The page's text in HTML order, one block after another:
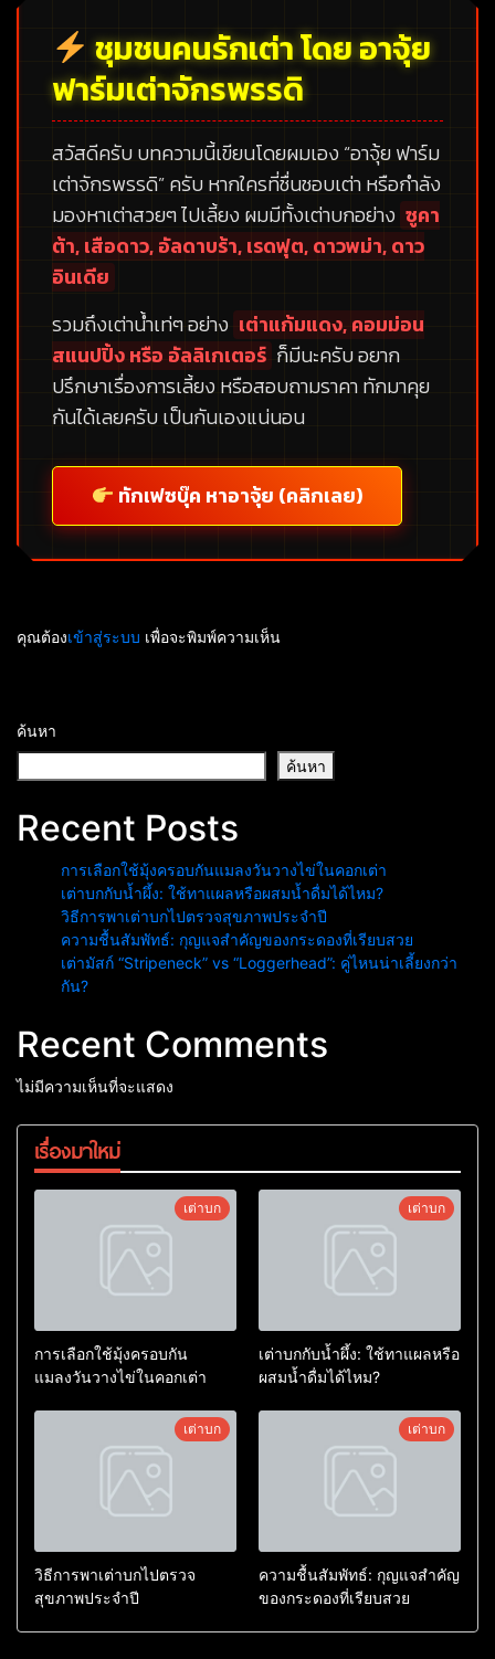
ชุมชนคนรักเต่า โดย อาจุ้ย
ฟาร์มเต่าจักรพรรดิ
สวัสดีครับ บทความนี้เขียนโดยผมเอง “อาจุ้ย ฟาร์ม
เต่าจักรพรรดิ”ครับ หากใครที่ชื่นชอบเต่า หรือกำลัง
มองหาเต่าสวยๆ ไปเลี้ยง ผมมีทั้งเต่าบกอย่าง ซูคา
ต้า, เสือดาว, อัลดาบร้า, เรดฟุต, ดาวพม่า, ดาว
อินเดีย
รวมถึงเต่าน้ำเท่ๆ อย่าง เต่าแก้มแดง, คอมม่อน
สแนปปิ้ง หรือ อัลลิเกเตอร์ ก็มีนะครับ อยาก
ปรึกษาเรื่องการเลี้ยง หรือสอบถามราคา ทักมาคุย
กันได้เลยครับ เป็นกันเองแน่นอน
ทักเฟซบุ๊ค หาอาจุ้ย (คลิกเลย)
คุณต้องเข้าสู่ระบบ เพื่อจะพิมพ์ความเห็น
ค้นหา
ค้นหา
Recent Posts
การเลือกใช้มุ้งครอบกันแมลงวันวางไข่ในคอกเต่า
เต่าบกกับน้ำผึ้ง: ใช้ทาแผลหรือผสมน้ำดื่มได้ไหม?
วิธีการพาเต่าบกไปตรวจสุขภาพประจำปี
ความชื้นสัมพัทธ์: กุญแจสำคัญของกระดองที่เรียบสวย
เต่ามัสก์ “Stripeneck” vs “Loggerhead”: คู่ไหนน่าเลี้ยงกว่า
กัน?
Recent Comments
ไม่มีความเห็นที่จะแสดง
เรื่องมาใหม่
เต่าบก
การเลือกใช้มุ้งครอบกัน
แมลงวันวางไข่ในคอกเต่า
เต่าบก
เต่าบกกับน้ำผึ้ง: ใช้ทาแผลหรือ
ผสมน้ำดื่มได้ไหม?
เต่าบก
วิธีการพาเต่าบกไปตรวจ
สุขภาพประจำปี
เต่าบก
ความชื้นสัมพัทธ์: กุญแจสำคัญ
ของกระดองที่เรียบสวย